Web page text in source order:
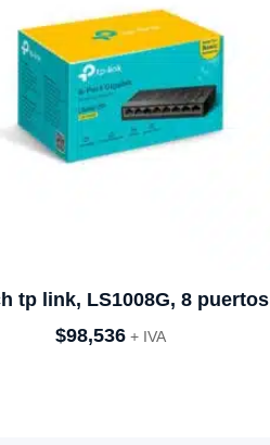
tp link, LS1008G, 8 puertos
$98,536 + IVA